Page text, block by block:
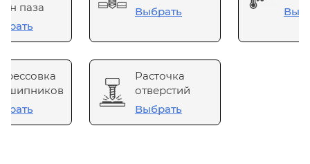
паза
Выбрать
Расточка
отверстий
Выбрать